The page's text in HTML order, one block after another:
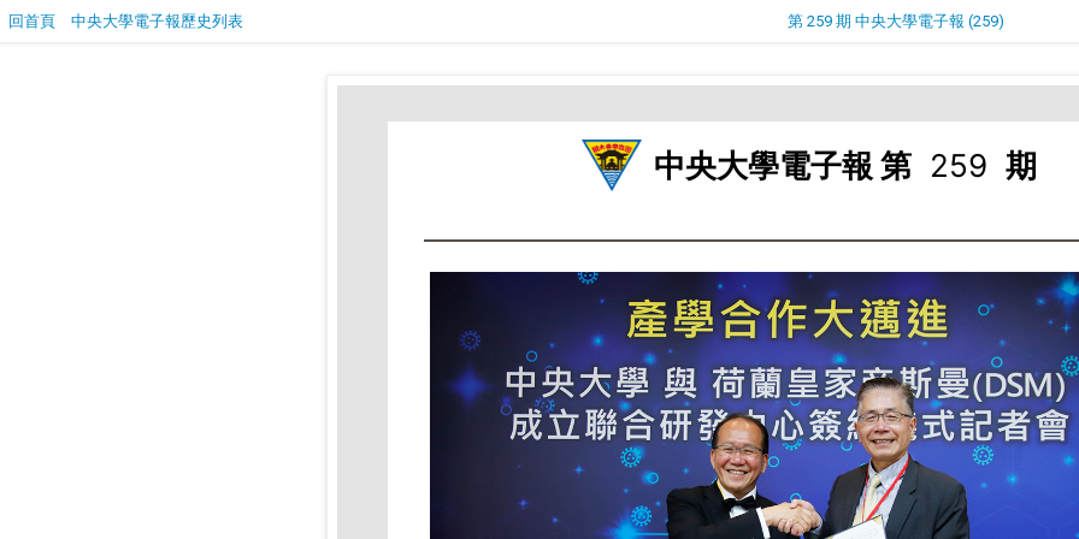
回首頁 中央大學電子報歷史列表 第 259 期 中央大學電子報 (259)